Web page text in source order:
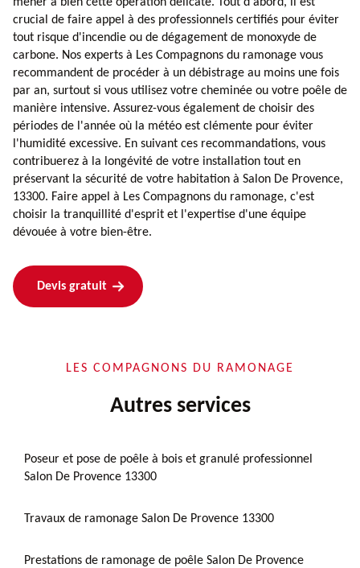
crucial de faire appel à des professionnels certifiés pour éviter
tout risque d'incendie ou de dégagement de monoxyde de
carbone. Nos experts à Les Compagnons du ramonage vous
recommandent de procéder à un débistrage au moins une fois
par an, surtout si vous utilisez votre cheminée ou votre poêle de
manière intensive. Assurez-vous également de choisir des
périodes de l'année où la météo est clémente pour éviter
l'humidité excessive. En suivant ces recommandations, vous
contribuerez à la longévité de votre installation tout en
préservant la sécurité de votre habitation à Salon De Provence,
13300. Faire appel à Les Compagnons du ramonage, c'est
choisir la tranquillité d'esprit et l'expertise d'une équipe
dévouée à votre bien-être.
Devis gratuit
LES COMPAGNONS DU RAMONAGE
Autres services
Poseur et pose de poêle à bois et granulé professionnel
Salon De Provence 13300
Travaux de ramonage Salon De Provence 13300
Prestations de ramonage de poêle Salon De Provence